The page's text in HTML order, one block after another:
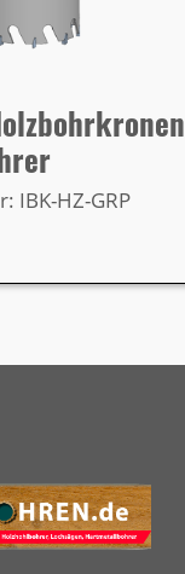
IBK-HZ-GRP